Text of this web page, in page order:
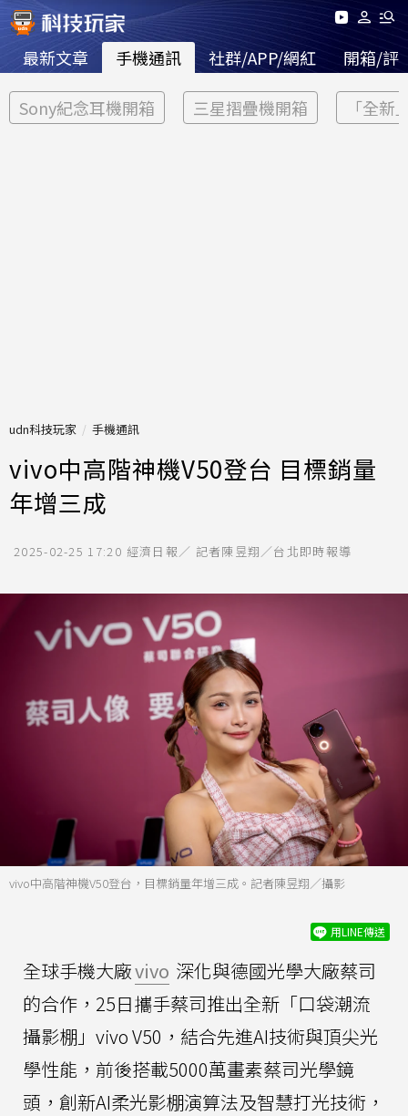
最新文章 手機通訊 社群/APP/網紅 開箱/評
Sony紀念耳機開箱 三星摺疊機開箱 「全新
udn科技玩家 手機通訊
vivo中高階神機V50登台 目標銷量
年增三成
2025-02-25 17:20 經濟日報／ 記者陳昱翔／台北即時報導
vivo中高階神機V50登台，目標銷量年增三成。記者陳昱翔／攝影
用LINE傳送
全球手機大廠vivo 深化與德國光學大廠蔡司
的合作，25日攜手蔡司推出全新「口袋潮流
攝影棚」vivo V50，結合先進AI技術與頂尖光
學性能，前後搭載5000萬畫素蔡司光學鏡
頭，創新AI柔光影棚演算法及智慧打光技術，